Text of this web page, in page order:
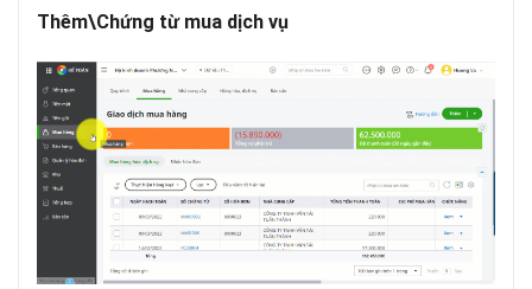
Thêm\Chứng từ mua dịch vụ